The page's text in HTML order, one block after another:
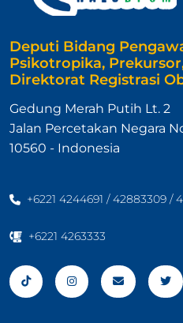
Deputi Bidang
Psikotropika,
Direktorat Registrasi
Gedung Merah Putih Lt. 2
Jalan Percetakan Negara
10560 - Indonesia
+6221 4244691 / 42883309 /
+6221 4263333